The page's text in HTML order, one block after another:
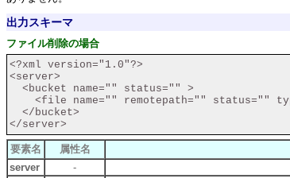
出力スキーマ
ファイル削除の場合
<?xml version="1.0"?>
<server>
要素名 属性名
server
-